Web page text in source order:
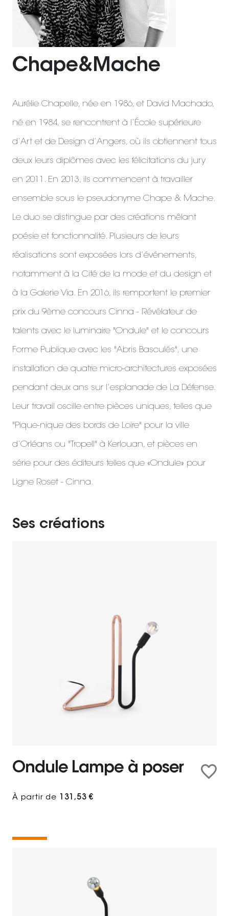
Chape&Mache
Aurélie Chapelle, née en 1986, et David Machado,
né en 1984, se rencontrent à l’École supérieure
d’Art et de Design d’Angers, où ils obtiennent tous
deux leurs diplômes avec les félicitations du jury
en 2011. En 2013, ils commencent à travailler
ensemble sous le pseudonyme Chape & Mache.
Le duo se distingue par des créations mêlant
poésie et fonctionnalité. Plusieurs de leurs
réalisations sont exposées lors d’événements,
notamment à la Cité de la mode et du design et
à la Galerie Via. En 2016, ils remportent le premier
prix du 9ème concours Cinna - Révélateur de
talents avec le luminaire "Ondule" et le concours
Forme Publique avec les "Abris Basculés", une
installation de quatre micro-architectures exposées
pendant deux ans sur l’esplanade de La Défense.
Leur travail oscille entre pièces uniques, telles que
"Pique-nique des bords de Loire" pour la ville
d’Orléans ou "Tropell" à Kerlouan, et pièces en
série pour des éditeurs telles que «Ondule» pour
Ligne Roset - Cinna.
Ses créations
Ondule Lampe à poser
À partir de 131,53 €